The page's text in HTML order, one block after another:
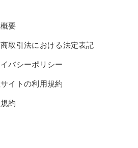
要
取引法における法定表記
バシーポリシー
イトの利用規約
約